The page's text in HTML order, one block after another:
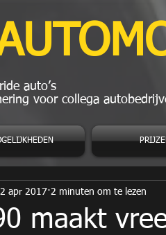
auto’s
voor collega
maakt
2 apr 2017 2 minuten om te lezen